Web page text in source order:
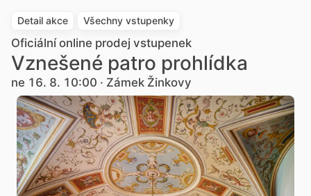
Detail akce Všechny vstupenky
Oficiální online prodej vstupenek
Vznešené patro prohlídka
ne 16. 8. 10:00 · Zámek Žinkovy